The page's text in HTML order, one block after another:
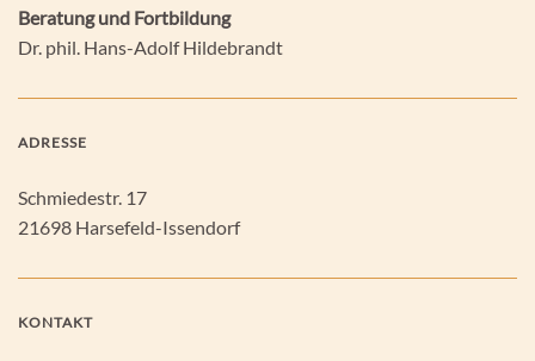
Beratung und Fortbildung
Dr. phil. Hans-Adolf Hildebrandt
ADRESSE
Schmiedestr. 17
21698 Harsefeld-Issendorf
KONTAKT